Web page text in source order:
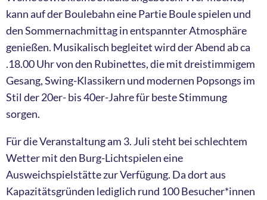
kann auf der Boulebahn eine Partie Boule spielen und
den Sommernachmittag in entspannter Atmosphäre
genießen. Musikalisch begleitet wird der Abend ab ca
.18.00 Uhr von den Rubinettes, die mit dreistimmigem
Gesang, Swing-Klassikern und modernen Popsongs im
Stil der 20er- bis 40er-Jahre für beste Stimmung
sorgen.
Für die Veranstaltung am 3. Juli steht bei schlechtem
Wetter mit den Burg-Lichtspielen eine
Ausweichspielstätte zur Verfügung. Da dort aus
Kapazitätsgründen lediglich rund 100 Besucher*innen